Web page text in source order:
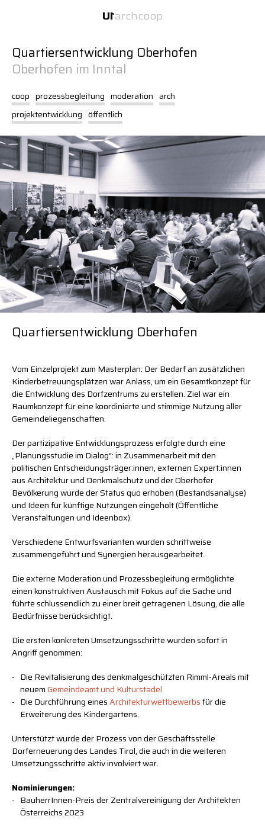
U1archcoop
U1
Über
Services
Projekte
News
Kontakt
U1arch
Über
Services
Projekte
News
Kontakt
Impressum
U1coop
Über
Services
Projekte
News
Website:Transporter
2026-08-06 15:06
Quartiersentwicklung Oberhofen
Oberhofen im Inntal
coop prozessbegleitung moderation arch
projektentwicklung öffentlich
Quartiersentwicklung Oberhofen
Vom Einzelprojekt zum Masterplan: Der Bedarf an zusätzlichen
Kinderbetreuungsplätzen war Anlass, um ein Gesamtkonzept für
die Entwicklung des Dorfzentrums zu erstellen. Ziel war ein
Raumkonzept für eine koordinierte und stimmige Nutzung aller
Gemeindeliegenschaften.
Der partizipative Entwicklungsprozess erfolgte durch eine
„Planungsstudie im Dialog“: in Zusammenarbeit mit den
politischen Entscheidungsträger:innen, externen Expert:innen
aus Architektur und Denkmalschutz und der Oberhofer
Bevölkerung wurde der Status quo erhoben (Bestandsanalyse)
und Ideen für künftige Nutzungen eingeholt (Öffentliche
Veranstaltungen und Ideenbox).
Verschiedene Entwurfsvarianten wurden schrittweise
zusammengeführt und Synergien herausgearbeitet.
Die externe Moderation und Prozessbegleitung ermöglichte
einen konstruktiven Austausch mit Fokus auf die Sache und
führte schlussendlich zu einer breit getragenen Lösung, die alle
Bedürfnisse berücksichtigt.
Die ersten konkreten Umsetzungsschritte wurden sofort in
Angriff genommen:
Die Revitalisierung des denkmalgeschützten Rimml-Areals mit
neuemGemeindeamt und Kulturstadel
Die Durchführung einesArchitekturwettbewerbsfür die
Erweiterung des Kindergartens.
Unterstützt wurde der Prozess von der Geschäftsstelle
Dorferneuerung des Landes Tirol, die auch in die weiteren
Umsetzungsschritte aktiv involviert war.
Nominierungen:
BauherrInnen-Preis der Zentralvereinigung der Architekten
Österreichs 2023